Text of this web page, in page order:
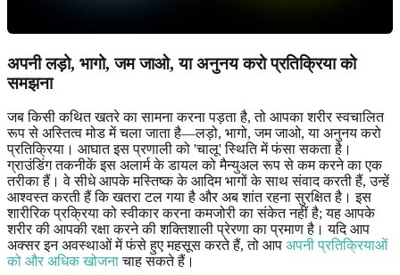
अपनीलड़ो, भागो, जम जाओ, या अनुनय करोप्रतिक्रिया को
समझना
जब किसी कथित खतरे का सामना करना पड़ता है, तो आपका शरीर स्वचालित
रूप से अस्तित्व मोड में चला जाता है—लड़ो, भागो, जम जाओ, या अनुनय करो
प्रतिक्रिया। आघात इस प्रणाली को 'चालू' स्थिति में फंसा सकता है।
ग्राउंडिंग तकनीकें इस अलार्म के डायल को मैन्युअल रूप से कम करने का एक
तरीका हैं। वे सीधे आपके मस्तिष्क के आदिम भागों के साथ संवाद करती हैं, उन्हें
आश्वस्त करती हैं कि खतरा टल गया है और अब शांत रहना सुरक्षित है। इस
शारीरिक प्रक्रिया को स्वीकार करना कमजोरी का संकेत नहीं है; यह आपके
शरीर की आपकी रक्षा करने की शक्तिशाली प्रेरणा का प्रमाण है। यदि आप
अक्सर इन अवस्थाओं में फंसे हुए महसूस करते हैं, तो आप अपनी प्रतिक्रियाओं
को और अधिक खोजनाचाह सकते हैं।